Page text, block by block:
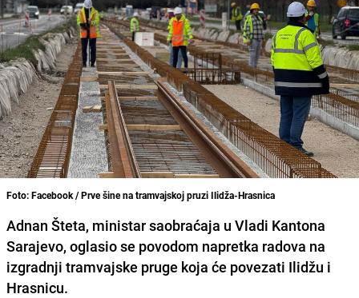
Foto: Facebook / Prve šine na tramvajskoj pruzi Ilidža-Hrasnica
Adnan Šteta, ministar saobraćaja u Vladi Kantona
Sarajevo, oglasio se povodom napretka radova na
izgradnji tramvajske pruge koja će povezati Ilidžu i
Hrasnicu.